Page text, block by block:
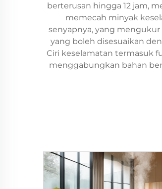
berterusan hingga 12 jam,
memecah minyak
senyapnya, yang
yang boleh disesuaikan
Ciri keselamatan termasuk
menggabungkan bahan